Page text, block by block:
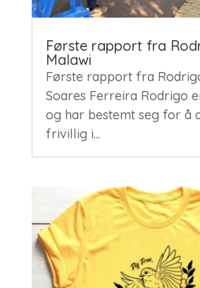
Første rapport fra
Malawi
Første rapport fra
Soares Ferreira Rodrigo
og har bestemt seg for å
frivillig i...